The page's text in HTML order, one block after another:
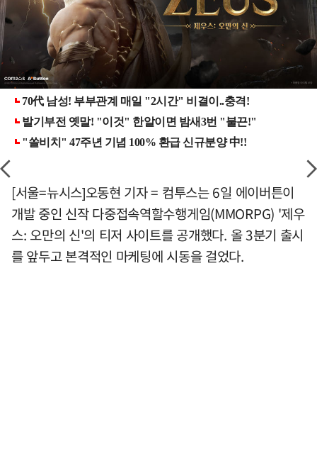
[서울=뉴시스]오동현 기자 = 컴투스는 6일 에이버튼이
개발 중인 신작 다중접속역할수행게임(MMORPG) '제우
스: 오만의 신'의 티저 사이트를 공개했다. 올 3분기 출시
를 앞두고 본격적인 마케팅에 시동을 걸었다.